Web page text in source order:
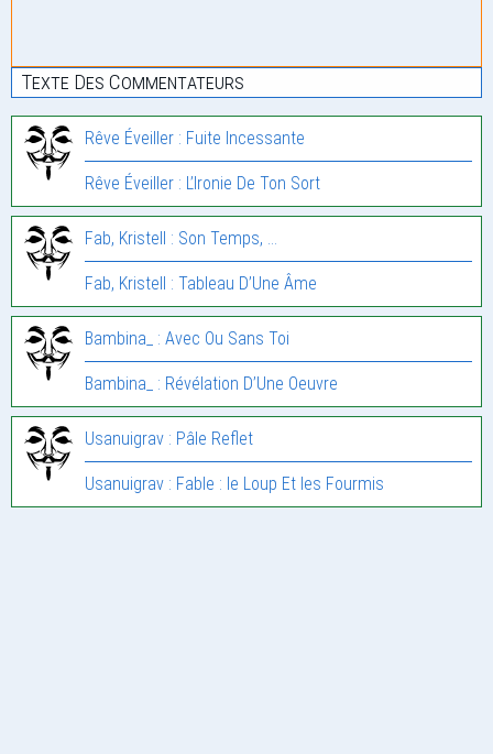
Texte Des Commentateurs
Rêve Éveiller : Fuite Incessante
Rêve Éveiller : L’Ironie De Ton Sort
Fab, Kristell : Son Temps, …
Fab, Kristell : Tableau D’Une Âme
Bambina_ : Avec Ou Sans Toi
Bambina_ : Révélation D’Une Oeuvre
Usanuigrav : Pâle Reflet
Usanuigrav : Fable : le Loup Et les Fourmis